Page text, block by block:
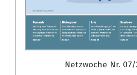
Netzwoche Nr. 07/